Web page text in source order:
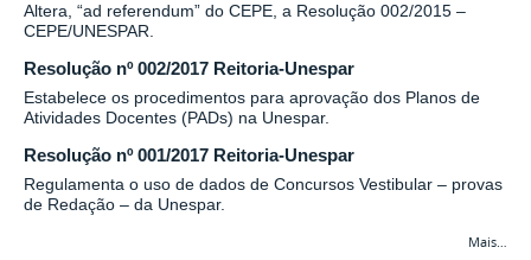
Altera, “ad referendum” do CEPE, a Resolução 002/2015 –
CEPE/UNESPAR.
Resolução nº 002/2017 Reitoria-Unespar
Estabelece os procedimentos para aprovação dos Planos de
Atividades Docentes (PADs) na Unespar.
Resolução nº 001/2017 Reitoria-Unespar
Regulamenta o uso de dados de Concursos Vestibular – provas
de Redação – da Unespar.
Mais…